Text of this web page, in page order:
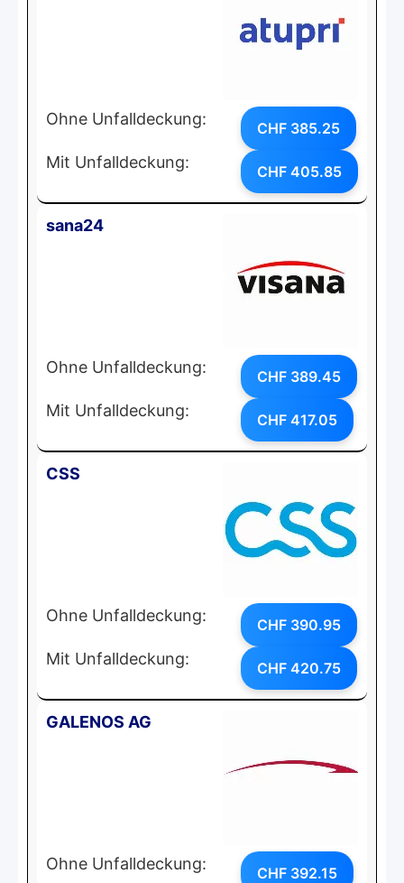
Ohne Unfalldeckung: CHF 385.25
Mit Unfalldeckung: CHF 405.85
sana24
Ohne Unfalldeckung: CHF 389.45
Mit Unfalldeckung: CHF 417.05
CSS
Ohne Unfalldeckung: CHF 390.95
Mit Unfalldeckung: CHF 420.75
GALENOS AG
Ohne Unfalldeckung: CHF 392.15